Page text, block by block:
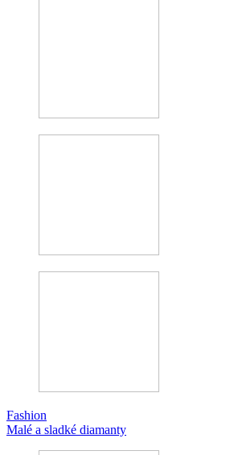
Fashion
Malé a sladké diamanty